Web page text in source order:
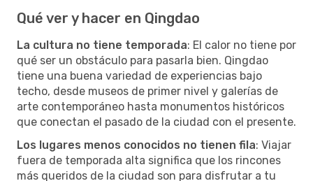
Qué ver y hacer en Qingdao
La cultura no tiene temporada: El calor no tiene por
qué ser un obstáculo para pasarla bien. Qingdao
tiene una buena variedad de experiencias bajo
techo, desde museos de primer nivel y galerías de
arte contemporáneo hasta monumentos históricos
que conectan el pasado de la ciudad con el presente.
Los lugares menos conocidos no tienen fila: Viajar
fuera de temporada alta significa que los rincones
más queridos de la ciudad son para disfrutar a tu